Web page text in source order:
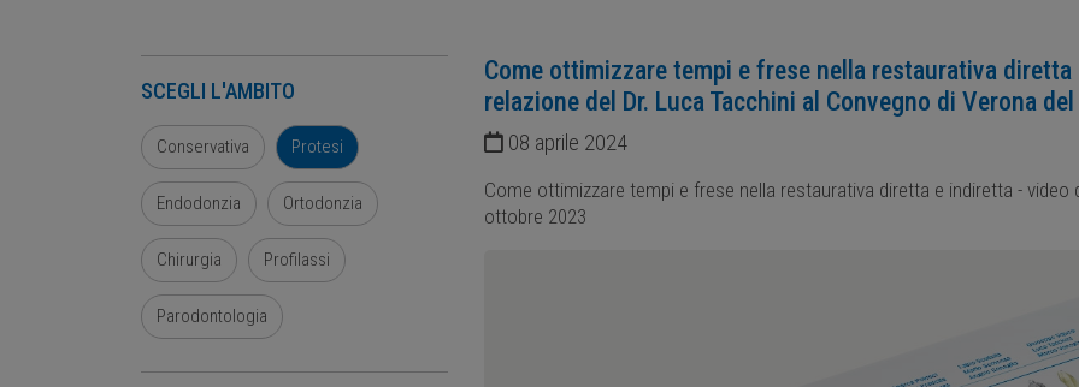
Come ottimizzare tempi e frese nella restaurativa
relazione del Dr. Luca Tacchini al Convegno di Verona
08 aprile 2024
Come ottimizzare tempi e frese nella restaurativa diretta e indiretta - video
ottobre 2023
SCEGLI L'AMBITO
Conservativa Protesi
Endodonzia Ortodonzia
Chirurgia Profilassi
Parodontologia